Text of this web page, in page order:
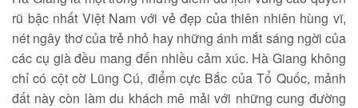
rũ bậc nhất Việt Nam với vẻ đẹp của thiên nhiên hùng vĩ,
nét ngây thơ của trẻ nhỏ hay những ánh mắt sáng ngời của
các cụ già đều mang đến nhiều cảm xúc. Hà Giang không
chỉ có cột cờ Lũng Cú, điểm cực Bắc của Tổ Quốc, mảnh
đất này còn làm du khách mê mải với những cung đường